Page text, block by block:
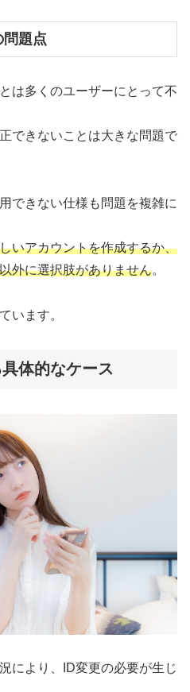
問題点
は多くのユーザーにとって不
できないことは大きな問題で
できない仕様も問題を複雑に
いアカウントを作成するか、
外に選択肢がありません。
います。
体的なケース
により、ID変更の必要が生じ